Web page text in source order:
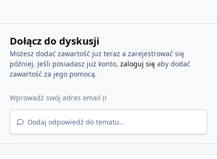
Dołącz do dyskusji
Możesz dodać zawartość już teraz a zarejestrować się
później. Jeśli posiadasz już konto, zaloguj sięaby dodać
zawartość za jego pomocą.
Dodaj odpowiedź do tematu...